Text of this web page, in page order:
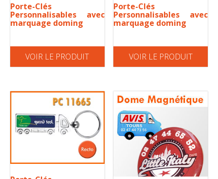
Porte-Clés
Personnalisables avec
marquage doming
VOIR LE PRODUIT
Porte-Clés
Personnalisables avec
marquage doming
VOIR LE PRODUIT